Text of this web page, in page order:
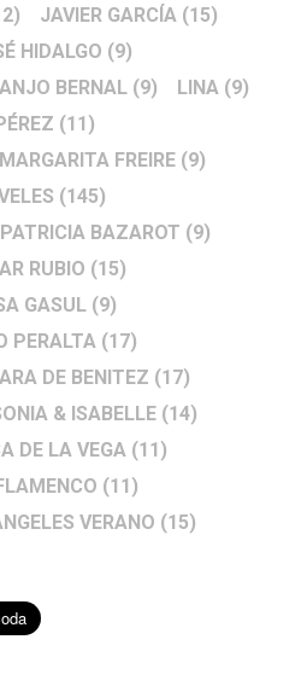
JAVIER GARCÍA (15)
HIDALGO (9)
BERNAL (9) LINA (9)
(11)
MARGARITA FREIRE (9)
(145)
PATRICIA BAZAROT (9)
RUBIO (15)
GASUL (9)
PERALTA (17)
DE BENITEZ (17)
& ISABELLE (14)
DE LA VEGA (11)
(11)
VERANO (15)